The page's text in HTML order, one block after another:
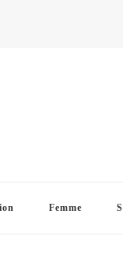
Femme